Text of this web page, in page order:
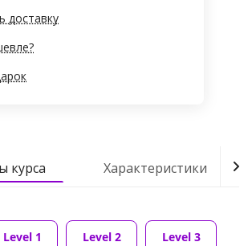
доставку
курса Характеристики
Level 1 Level 2 Level 3